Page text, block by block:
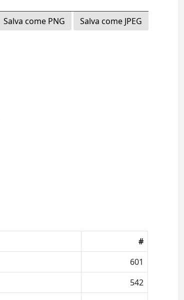
Salva come PNG
Salva come JPEG
#
601
542